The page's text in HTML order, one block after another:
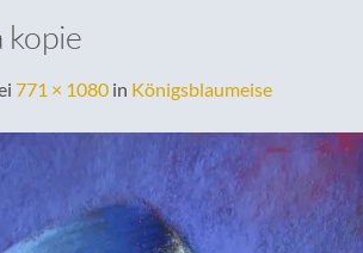
771 × 1080 in Königsblaumeise